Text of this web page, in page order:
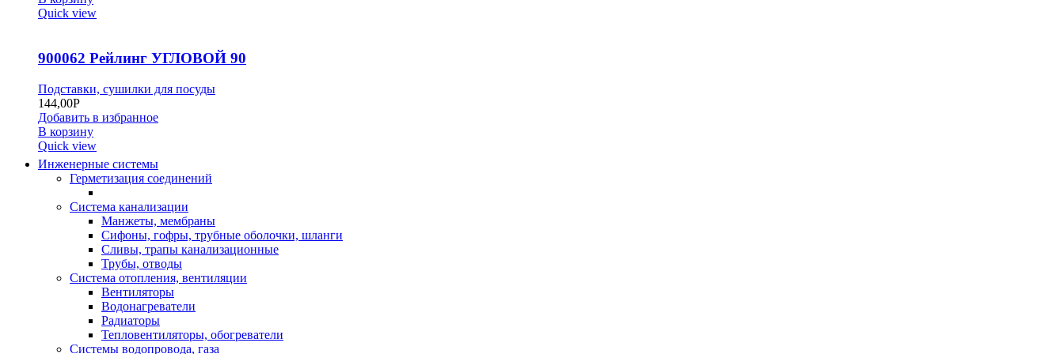
Quick view
900062 Рейлинг УГЛОВОЙ 90
Подставки, сушилки для посуды
144,00Р
Добавить в избранное
В корзину
Quick view
Инженерные системы
Герметизация соединений
Система канализации
Манжеты, мембраны
Сифоны, гофры, трубные оболочки, шланги
Сливы, трапы канализационные
Трубы, отводы
Система отопления, вентиляции
Вентиляторы
Водонагреватели
Радиаторы
Тепловентиляторы, обогреватели
Системы водопровода, газа